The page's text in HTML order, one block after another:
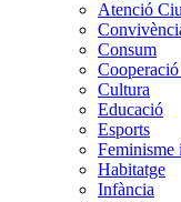
Atenció
Consum
Cultura
Educació
Esports
Feminisme
Habitatge
Infància